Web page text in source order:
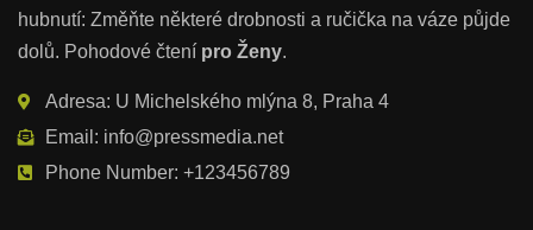
hubnutí: Změňte některé drobnosti a ručička na váze půjde
dolů. Pohodové čtení pro Ženy.
Adresa: U Michelského mlýna 8, Praha 4
Email: info@pressmedia.net
Phone Number: +123456789